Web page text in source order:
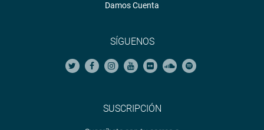
Damos Cuenta
SÍGUENOS
SUSCRIPCIÓN